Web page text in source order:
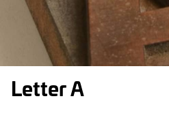
Letter A